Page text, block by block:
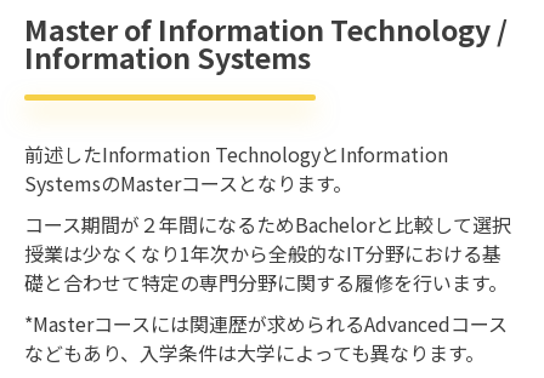
Master of Information Technology /
Information Systems
前述したInformation TechnologyとInformation
SystemsのMasterコースとなります。
コース期間が２年間になるためBachelorと比較して選択
授業は少なくなり1年次から全般的なIT分野における基
礎と合わせて特定の専門分野に関する履修を行います。
*Masterコースには関連歴が求められるAdvancedコース
などもあり、入学条件は大学によっても異なります。